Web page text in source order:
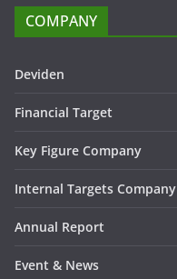
COMPANY
Deviden
Financial Target
Key Figure Company
Internal Targets Company
Annual Report
Event & News